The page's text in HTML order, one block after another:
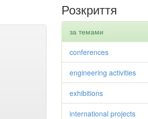
Розкриття
за темами
conferences
engineering activities
exhibitions
international projects